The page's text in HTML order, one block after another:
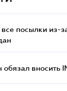
посылки из-
обязал вносить